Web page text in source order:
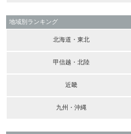
地域別ランキング
北海道・東北
甲信越・北陸
近畿
九州・沖縄